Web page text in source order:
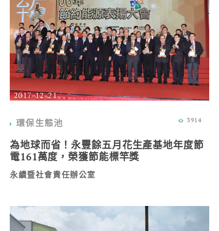
2017-12-21
環保生態池 3914
為地球而省！永豐餘五月花生產基地年度節
電161萬度，榮獲節能標竿獎
永續暨社會責任辦公室